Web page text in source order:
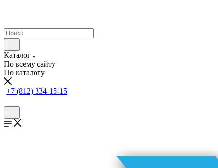
Каталог
По всему сайту
По каталогу
+7 (812) 334-15-15